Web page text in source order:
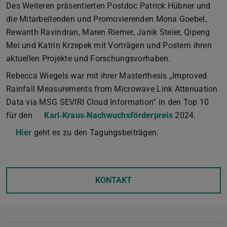
Des Weiteren präsentierten Postdoc Patrick Hübner und
die Mitarbeitenden und Promovierenden Mona Goebel,
Rewanth Ravindran, Maren Riemer, Janik Steier, Qipeng
Mei und Katrin Krzepek mit Vorträgen und Postern ihren
aktuellen Projekte und Forschungsvorhaben.
Rebecca Wiegels war mit ihrer Masterthesis „Improved
Rainfall Measurements from Microwave Link Attenuation
Data via MSG SEVIRI Cloud Information“ in den Top 10
für den
Karl‐Kraus‐Nachwuchsförderpreis 2024.
Hier geht es zu den Tagungsbeiträgen.
KONTAKT